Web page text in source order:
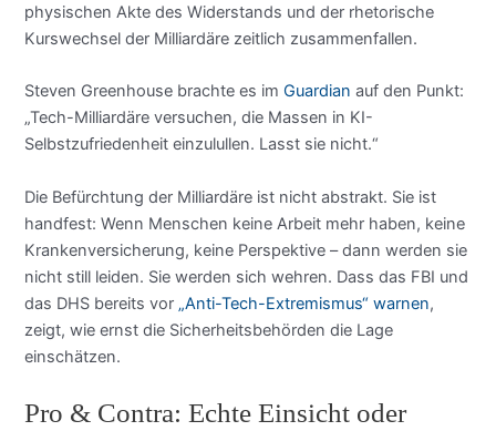
physischen Akte des Widerstands und der rhetorische
Kurswechsel der Milliardäre zeitlich zusammenfallen.
Steven Greenhouse brachte es imGuardian auf den Punkt:
„Tech-Milliardäre versuchen, die Massen in KI-
Selbstzufriedenheit einzulullen. Lasst sie nicht.“
Die Befürchtung der Milliardäre ist nicht abstrakt. Sie ist
handfest: Wenn Menschen keine Arbeit mehr haben, keine
Krankenversicherung, keine Perspektive – dann werden sie
nicht still leiden. Sie werden sich wehren. Dass das FBI und
das DHS bereits vor „Anti-Tech-Extremismus“ warnen,
zeigt, wie ernst die Sicherheitsbehörden die Lage
einschätzen.
Pro & Contra: Echte Einsicht oder